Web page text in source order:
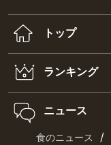
トップ
ランキング
ニュース
食のニュース /